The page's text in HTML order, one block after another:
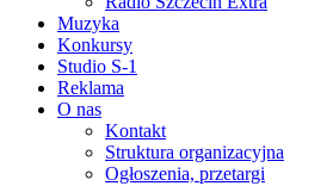
Muzyka
Konkursy
Studio S-1
Reklama
O nas
Kontakt
Struktura organizacyjna
Ogłoszenia, przetargi